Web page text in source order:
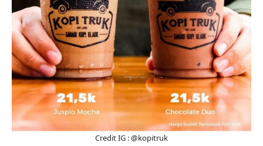
Credit IG : @kopitruk